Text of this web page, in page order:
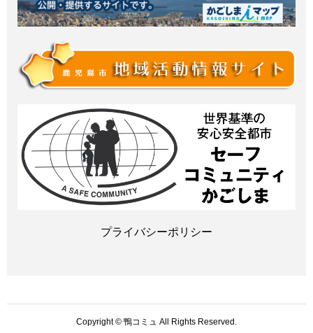
プライバシーポリシー
Copyright © 鴨コミュ All Rights Reserved.